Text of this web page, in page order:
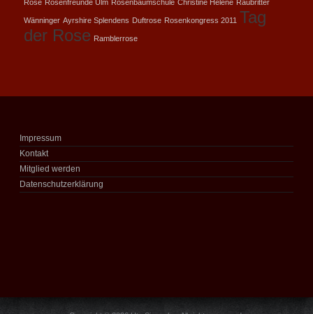
Rose Rosenfreunde Ulm Rosenbaumschule Christine Hèléne Raubritter
Wänninger Ayrshire Splendens Duftrose Rosenkongress 2011 Tag
der Rose Ramblerrose
Impressum
Kontakt
Mitglied werden
Datenschutzerklärung